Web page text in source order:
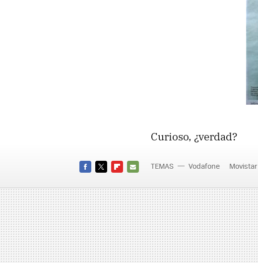
Curioso, ¿verdad?
MAIL
TEMAS Vodafone Movistar